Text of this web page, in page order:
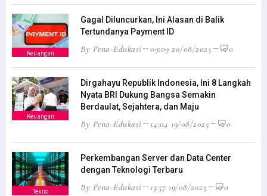
Keuangan
Gagal Diluncurkan, Ini Alasan di Balik
Tertundanya Payment ID
By Pena-Edukasi 09:09 20/08/2025 0
Keuangan
Dirgahayu Republik Indonesia, Ini 8 Langkah
Nyata BRI Dukung Bangsa Semakin
Berdaulat, Sejahtera, dan Maju
By Pena-Edukasi 14:04 19/08/2025 0
Tekno
Perkembangan Server dan Data Center
dengan Teknologi Terbaru
By Pena-Edukasi 13:57 19/08/2025 0